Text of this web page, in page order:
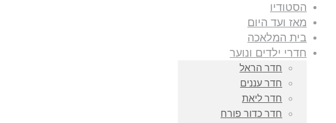
הסטודיו
מאז ועד היום
בית המלאכה
חדרי ילדים ונוער
חדר הראל
חדר עננים
חדר ליאת
חדר כדור פורח